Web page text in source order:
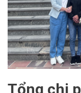
Tổng chi